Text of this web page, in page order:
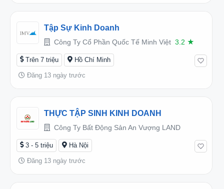
Tập Sự Kinh Doanh
Công Ty Cổ Phần Quốc Tế Minh Việt 3.2 ★
Trên 7 triệu Hồ Chí Minh
Đăng 13 ngày trước
THỰC TẬP SINH KINH DOANH
Công Ty Bất Động Sản An Vượng LAND
3 - 5 triệu Hà Nội
Đăng 13 ngày trước